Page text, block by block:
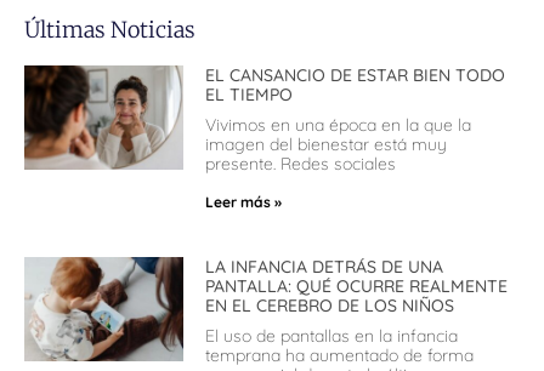
Últimas Noticias
EL CANSANCIO DE ESTAR BIEN TODO
EL TIEMPO
Vivimos en una época en la que la
imagen del bienestar está muy
presente. Redes sociales
Leer más »
LA INFANCIA DETRÁS DE UNA
PANTALLA: QUÉ OCURRE REALMENTE
EN EL CEREBRO DE LOS NIÑOS
El uso de pantallas en la infancia
temprana ha aumentado de forma